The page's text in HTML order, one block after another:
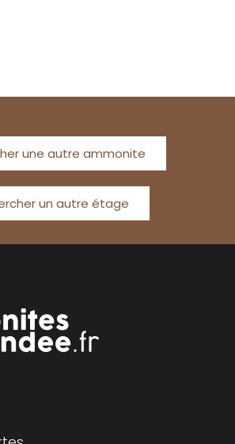
une autre ammonite
un autre étage